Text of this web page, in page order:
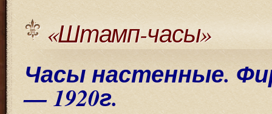
«Штамп-часы»
Часы настенные.
— 1920г.